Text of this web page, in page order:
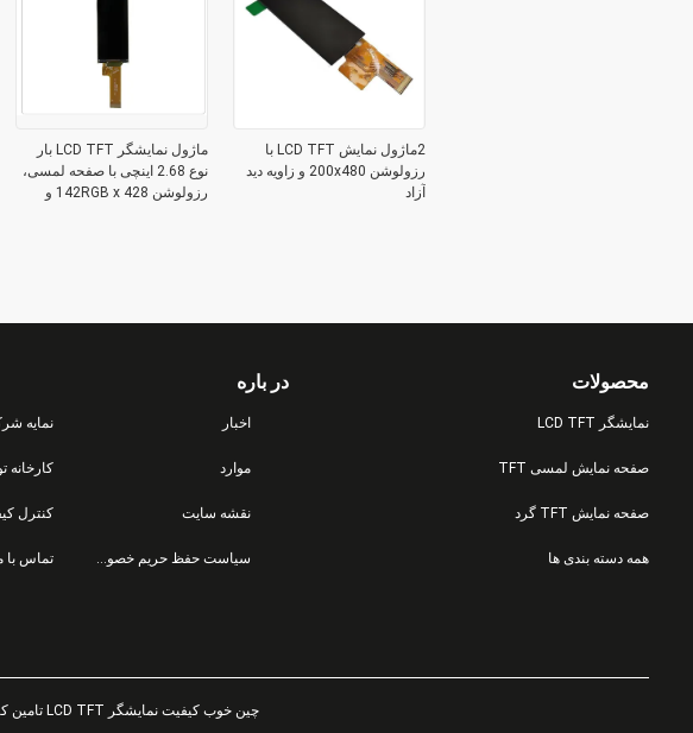
ماژول نمایشگر LCD TFT بار
نوع 2.68 اینچی با صفحه لمسی،
رزولوشن 142RGB x 428 و
2ماژول نمایش LCD TFT با
رزولوشن 200x480 و زاویه دید
آزاد
در باره
نمایه
کارخانه
کنترل
تماس با
اخبار
موارد
نقشه سایت
سیاست حفظ حریم خصوصی
محصولات
نمایشگر LCD TFT
صفحه نمایش لمسی TFT
صفحه نمایش TFT گرد
همه دسته بندی ها
چین خوب کیفیت نمایشگر LCD TFT تامین کننده. © 2023 - 2025 HuaXin Technology (HK) Co.,Ltd. All Rights Reserved.